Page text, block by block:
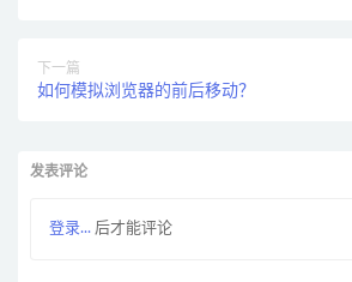
下一篇
如何模拟浏览器的前后移动？
发表评论
登录... 后才能评论